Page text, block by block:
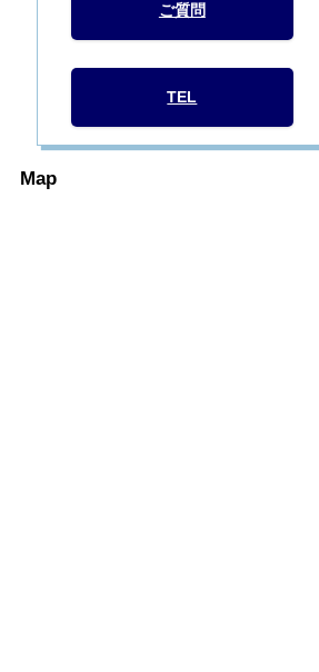
ご質問
TEL
Map